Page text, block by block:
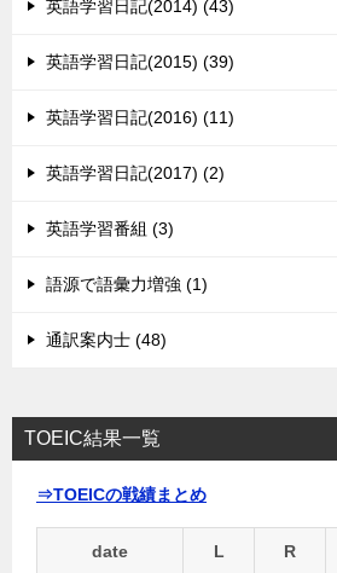
英語学習日記(2014) (43)
英語学習日記(2015) (39)
英語学習日記(2016) (11)
英語学習日記(2017) (2)
英語学習番組 (3)
語源で語彙力増強 (1)
通訳案内士 (48)
TOEIC結果一覧
⇒TOEICの戦績まとめ
date L R